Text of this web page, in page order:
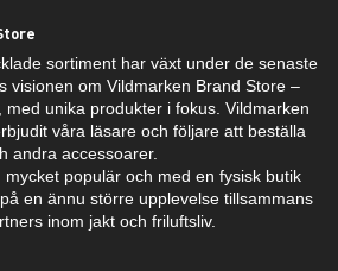
sortiment har växt under de senaste
visionen om Vildmarken Brand Store –
unika produkter i fokus. Vildmarken
våra läsare och följare att beställa
andra accessoarer.
populär och med en fysisk butik
en ännu större upplevelse tillsammans
inom jakt och friluftsliv.